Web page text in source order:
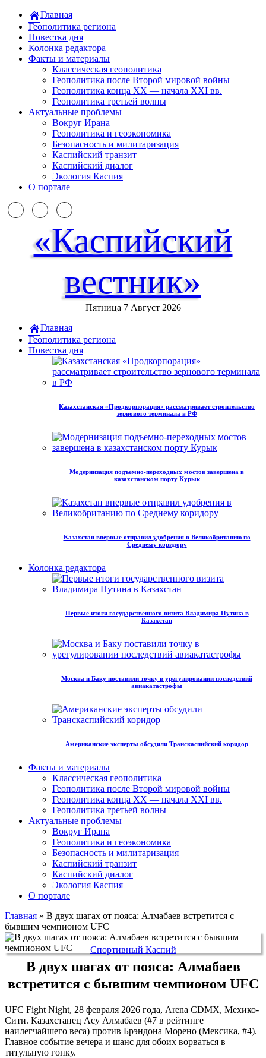
Главная
Геополитика региона
Повестка дня
Колонка редактора
Факты и материалы
Классическая геополитика
Геополитика после Второй мировой войны
Геополитика конца XX — начала XXI вв.
Геополитика третьей волны
Актуальные проблемы
Вокруг Ирана
Геополитика и геоэкономика
Безопасность и милитаризация
Каспийский транзит
Каспийский диалог
Экология Каспия
О портале
«Каспийский
вестник»
Пятница 7 Август 2026
Главная
Геополитика региона
Повестка дня
Казахстанская «Продкорпорация» рассматривает строительство
зернового терминала в РФ
Модернизация подъемно-переходных мостов завершена в
казахстанском порту Курык
Казахстан впервые отправил удобрения в Великобританию по
Среднему коридору
Колонка редактора
Первые итоги государственного визита Владимира Путина в
Казахстан
Москва и Баку поставили точку в урегулировании последствий
авиакатастрофы
Американские эксперты обсудили Транскаспийский коридор
Факты и материалы
Классическая геополитика
Геополитика после Второй мировой войны
Геополитика конца XX — начала XXI вв.
Геополитика третьей волны
Актуальные проблемы
Вокруг Ирана
Геополитика и геоэкономика
Безопасность и милитаризация
Каспийский транзит
Каспийский диалог
Экология Каспия
О портале
Главная » В двух шагах от пояса: Алмабаев встретится с
бывшим чемпионом UFC
Спортивный Каспий
В двух шагах от пояса: Алмабаев
встретится с бывшим чемпионом UFC
UFC Fight Night, 28 февраля 2026 года, Arena CDMX, Мехико-
Сити. Казахстанец Асу Алмабаев (#7 в рейтинге
наилегчайшего веса) против Брэндона Морено (Мексика, #4).
Главное событие вечера и шанс для обоих ворваться в
титульную гонку.